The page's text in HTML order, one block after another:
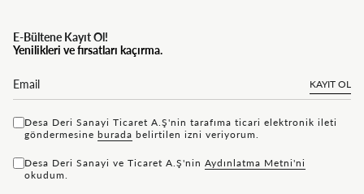
E-Bültene Kayıt Ol!
Yenilikleri ve fırsatları kaçırma.
KAYIT OL
Desa Deri Sanayi Ticaret A.Ş'nin tarafıma ticari elektronik ileti
göndermesine bu rada belirtilen izni veriyorum.
Desa Deri Sanayi ve Ticaret A.Ş'nin Aydınlatma Metni'ni
okudum.